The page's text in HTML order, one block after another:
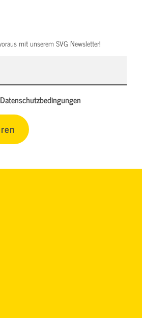
mit unserem SVG Newsletter!
Datenschutzbedingungen